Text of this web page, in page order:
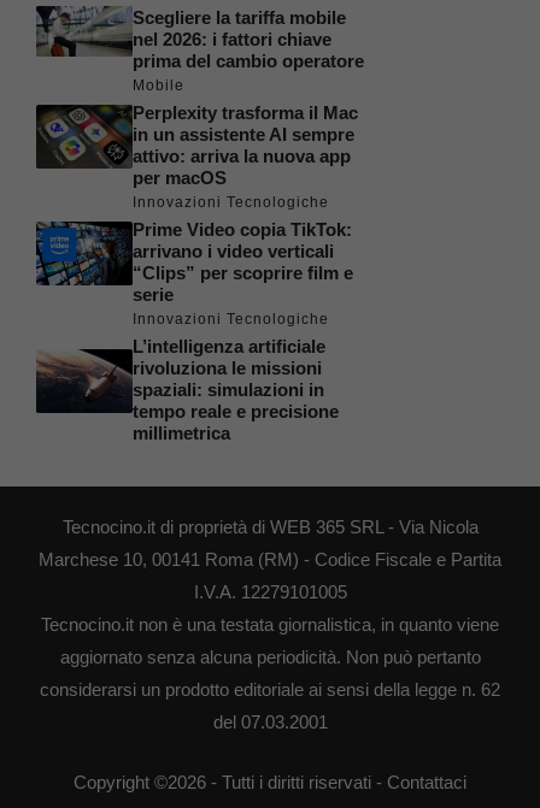
Scegliere la tariffa mobile
nel 2026: i fattori chiave
prima del cambio operatore
Mobile
Perplexity trasforma il Mac
in un assistente AI sempre
attivo: arriva la nuova app
per macOS
Innovazioni Tecnologiche
Prime Video copia TikTok:
arrivano i video verticali
“Clips” per scoprire film e
serie
Innovazioni Tecnologiche
L’intelligenza artificiale
rivoluziona le missioni
spaziali: simulazioni in
tempo reale e precisione
millimetrica
Tecnocino.it di proprietà di WEB 365 SRL - Via Nicola
Marchese 10, 00141 Roma (RM) - Codice Fiscale e Partita
I.V.A. 12279101005
Tecnocino.it non è una testata giornalistica, in quanto viene
aggiornato senza alcuna periodicità. Non può pertanto
considerarsi un prodotto editoriale ai sensi della legge n. 62
del 07.03.2001
Copyright ©2026 - Tutti i diritti riservati - Contattaci